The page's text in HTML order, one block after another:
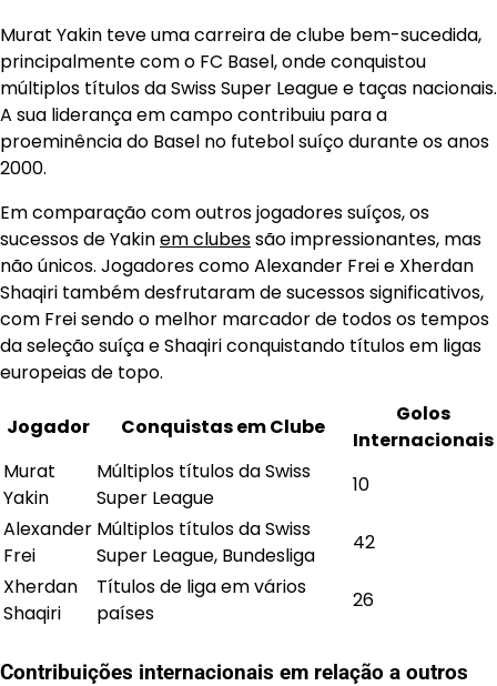
Murat Yakin teve uma carreira de clube bem-sucedida,
principalmente com o FC Basel, onde conquistou
múltiplos títulos da Swiss Super League e taças nacionais.
A sua liderança em campo contribuiu para a
proeminência do Basel no futebol suíço durante os anos
2000.
Em comparação com outros jogadores suíços, os
sucessos de Yakinem clubessão impressionantes, mas
não únicos. Jogadores como Alexander Frei e Xherdan
Shaqiri também desfrutaram de sucessos significativos,
com Frei sendo o melhor marcador de todos os tempos
da seleção suíça e Shaqiri conquistando títulos em ligas
europeias de topo.
Jogador Conquistas em Clube
Golos
Internacionais
Murat
Yakin
Múltiplos títulos da Swiss
Super League
10
Alexander
Frei
Múltiplos títulos da Swiss
Super League, Bundesliga
42
Xherdan
Shaqiri
Títulos de liga em vários
países
26
Contribuições internacionais em relação a outros